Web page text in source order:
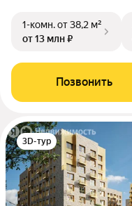
1-комн.от 38,2 м²
от 13 млн ₽
Позвонить
3D-тур